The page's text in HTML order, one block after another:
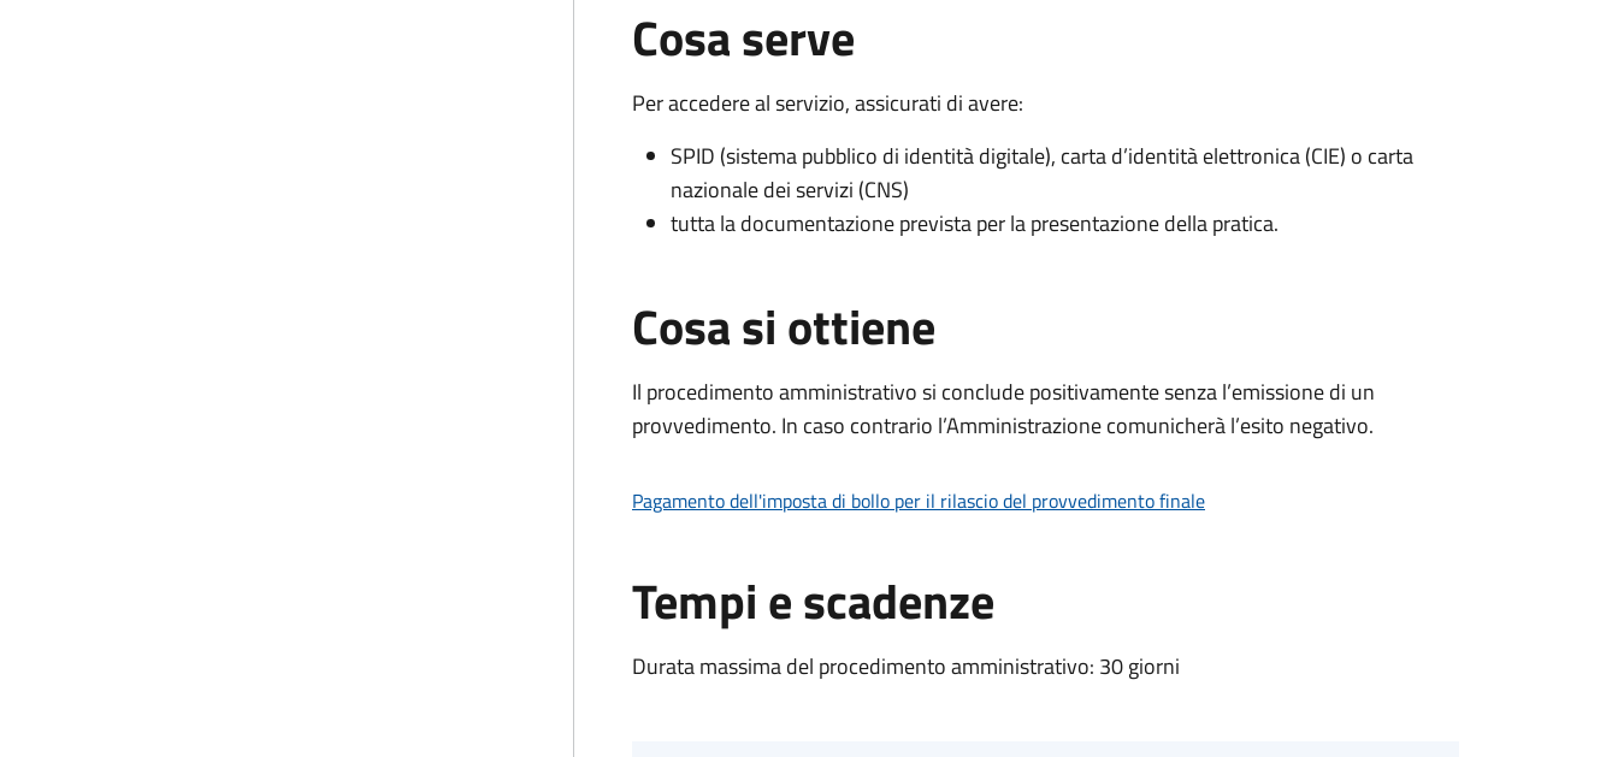
Cosa serve
Per accedere al servizio, assicurati di avere:
SPID (sistema pubblico di identità digitale), carta d’identità elettronica (CIE) o carta
nazionale dei servizi (CNS)
tutta la documentazione prevista per la presentazione della pratica.
Cosa si ottiene
Il procedimento amministrativo si conclude positivamente senza l’emissione di un
provvedimento. In caso contrario l’Amministrazione comunicherà l’esito negativo.
Pagamento dell'imposta di bollo per il rilascio del provvedimento finale
Tempi e scadenze
Durata massima del procedimento amministrativo: 30 giorni